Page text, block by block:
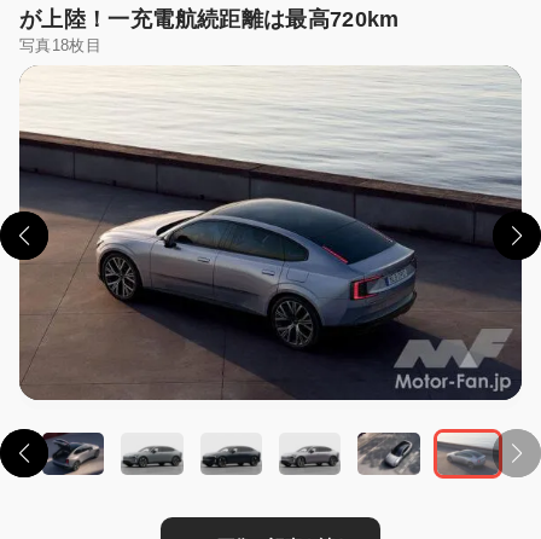
が上陸！一充電航続距離は最高720km
写真18枚目